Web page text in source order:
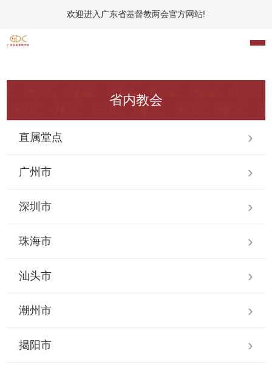
欢迎进入广东省基督教两会官方网站!
省内教会
直属堂点
广州市
深圳市
珠海市
汕头市
潮州市
揭阳市